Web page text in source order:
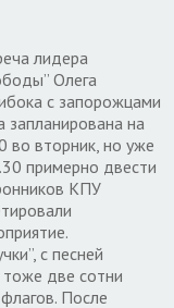
лидера
Олега
с запорожцами
запланирована на
во вторник, но уже
примерно двести
КПУ
с песней
тоже две сотни
После